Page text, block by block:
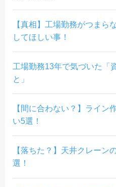
【真相】工場勤務がつまら
してほしい事！
工場勤務13年で気づいた「
と」
【間に合わない？】ライン
い5選！
【落ちた？】天井クレーン
選！